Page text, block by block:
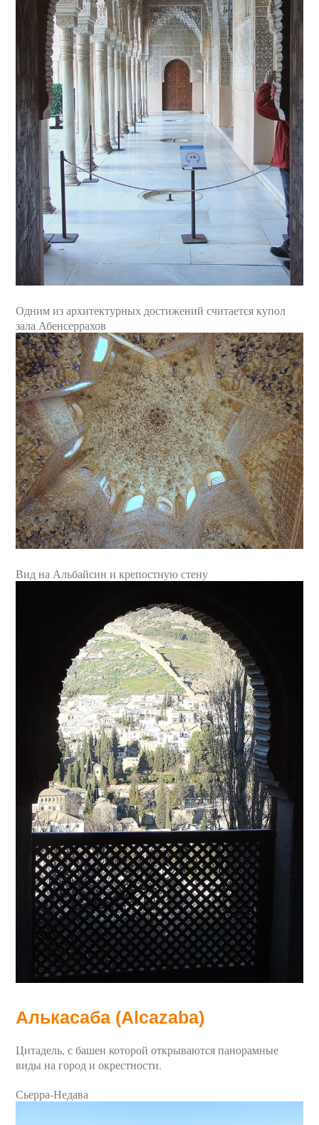
Одним из архитектурных достижений считается купол
зала Абенсеррахов
Вид на Альбайсин и крепостную стену
Алькасаба (Alcazaba)
Цитадель, с башен которой открываются панорамные
виды на город и окрестности.
Сьерра-Недава